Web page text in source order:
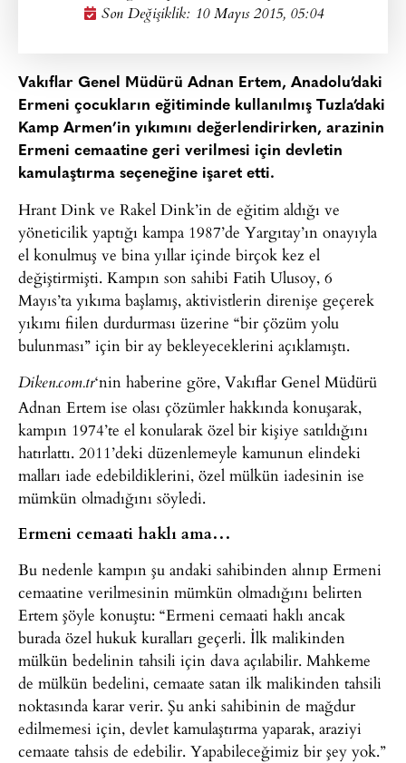
Son Değişiklik: 10 Mayıs 2015, 05:04
Vakıflar Genel Müdürü Adnan Ertem, Anadolu’daki
Ermeni çocukların eğitiminde kullanılmış Tuzla’daki
Kamp Armen’in yıkımını değerlendirirken, arazinin
Ermeni cemaatine geri verilmesi için devletin
kamulaştırma seçeneğine işaret etti.
Hrant Dink ve Rakel Dink’in de eğitim aldığı ve
yöneticilik yaptığı kampa 1987’de Yargıtay’ın onayıyla
el konulmuş ve bina yıllar içinde birçok kez el
değiştirmişti. Kampın son sahibi Fatih Ulusoy, 6
Mayıs’ta yıkıma başlamış, aktivistlerin direnişe geçerek
yıkımı fiilen durdurması üzerine “bir çözüm yolu
bulunması” için bir ay bekleyeceklerini açıklamıştı.
Diken.com.tr‘nin haberine göre, Vakıflar Genel Müdürü
Adnan Ertem ise olası çözümler hakkında konuşarak,
kampın 1974’te el konularak özel bir kişiye satıldığını
hatırlattı. 2011’deki düzenlemeyle kamunun elindeki
malları iade edebildiklerini, özel mülkün iadesinin ise
mümkün olmadığını söyledi.
Ermeni cemaati haklı ama…
Bu nedenle kampın şu andaki sahibinden alınıp Ermeni
cemaatine verilmesinin mümkün olmadığını belirten
Ertem şöyle konuştu: “Ermeni cemaati haklı ancak
burada özel hukuk kuralları geçerli. İlk malikinden
mülkün bedelinin tahsili için dava açılabilir. Mahkeme
de mülkün bedelini, cemaate satan ilk malikinden tahsili
noktasında karar verir. Şu anki sahibinin de mağdur
edilmemesi için, devlet kamulaştırma yaparak, araziyi
cemaate tahsis de edebilir. Yapabileceğimiz bir şey yok.”